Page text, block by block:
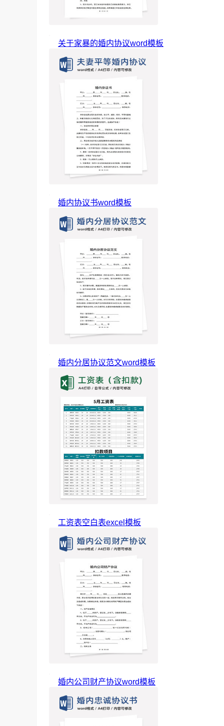
关于家暴的婚内协议word模板
婚内协议书word模板
婚内分居协议范文word模板
工资表空白表excel模板
婚内公司财产协议word模板